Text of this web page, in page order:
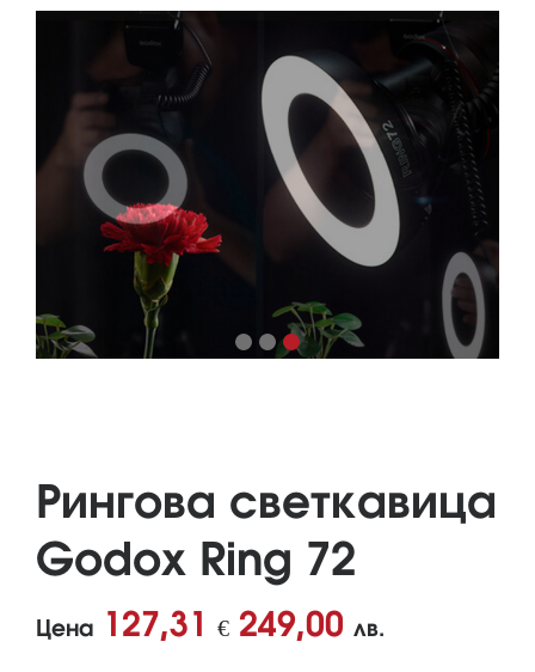
Ринговa светкавица
Godox Ring 72
Цена 127,31 € 249,00 лв.